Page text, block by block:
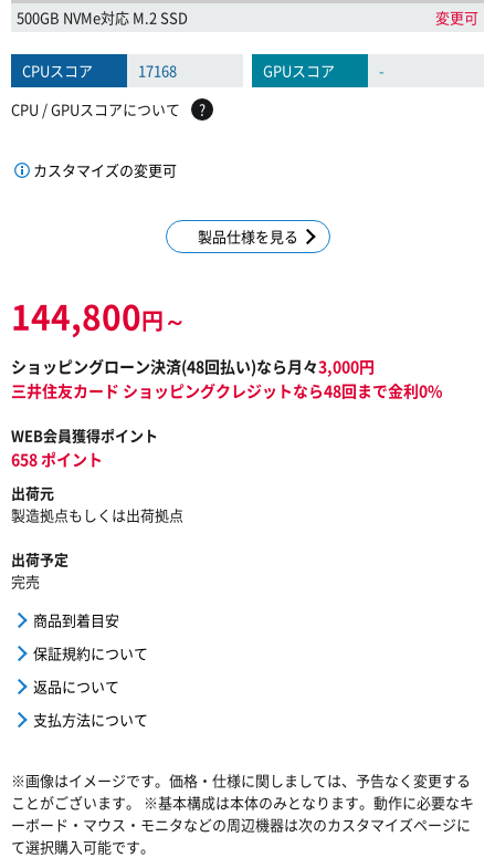
500GB NVMe対応 M.2 SSD
変更可
CPUスコア 17168 GPUスコア
-
CPU / GPUスコアについて
?
カスタマイズの変更可
製品仕様を見る
144,800円～
ショッピングローン決済(48回払い)なら月々3,000円
三井住友カード ショッピングクレジットなら48回まで金利0%
WEB会員獲得ポイント
658 ポイント
出荷元
製造拠点もしくは出荷拠点
出荷予定
完売
商品到着目安
保証規約について
返品について
支払方法について
※画像はイメージです。価格・仕様に関しましては、予告なく変更する
ことがございます。 ※基本構成は本体のみとなります。動作に必要なキ
ーボード・マウス・モニタなどの周辺機器は次のカスタマイズページに
て選択購入可能です。